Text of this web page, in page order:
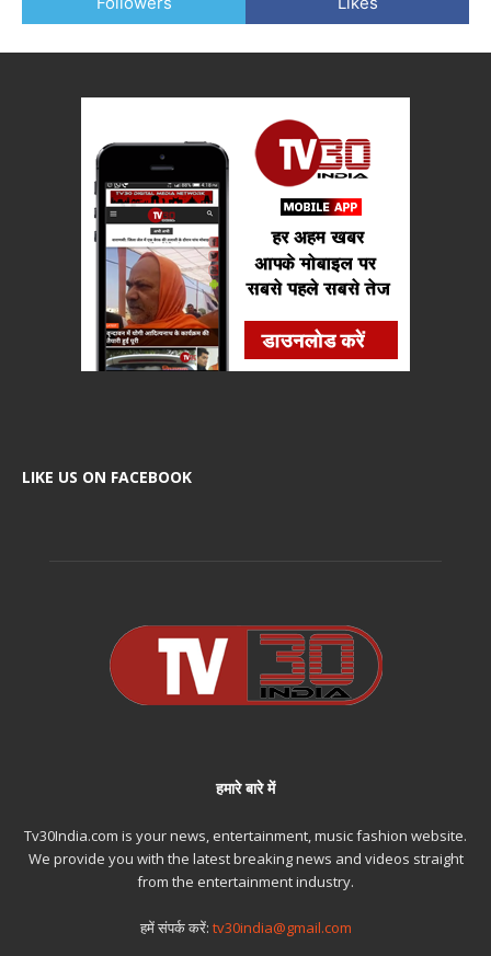
LIKE US ON FACEBOOK
हमारे बारे में
Tv30India.com is your news, entertainment, music fashion website.
We provide you with the latest breaking news and videos straight
from the entertainment industry.
हमें संपर्क करें: tv30india@gmail.com